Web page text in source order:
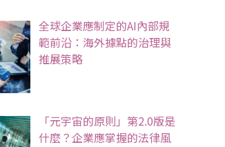
全球企業應制定的AI內部規
範前沿：海外據點的治理與
推展策略
「元宇宙的原則」第2.0版是
什麼？企業應掌握的法律風